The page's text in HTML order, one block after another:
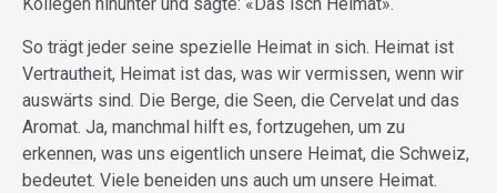
So trägt jeder seine spezielle Heimat in sich. Heimat ist
Vertrautheit, Heimat ist das, was wir vermissen, wenn wir
auswärts sind. Die Berge, die Seen, die Cervelat und das
Aromat. Ja, manchmal hilft es, fortzugehen, um zu
erkennen, was uns eigentlich unsere Heimat, die Schweiz,
bedeutet. Viele beneiden uns auch um unsere Heimat.